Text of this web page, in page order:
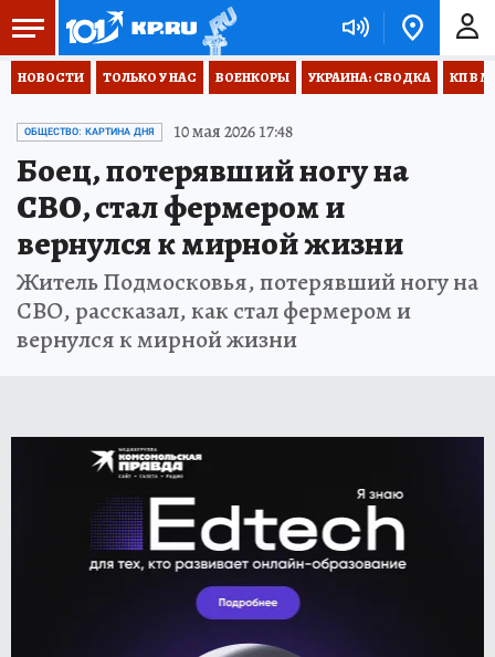
НОВОСТИ ТОЛЬКО У НАС ВОЕНКОРЫ УКРАИНА: СВОДКА КП В
ОБЩЕСТВО: КАРТИНА ДНЯ 10 мая 2026 17:48
Боец, потерявший ногу на
СВО, стал фермером и
вернулся к мирной жизни
Житель Подмосковья, потерявший ногу на
СВО, рассказал, как стал фермером и
вернулся к мирной жизни